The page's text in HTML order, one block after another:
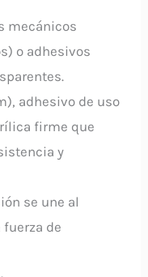
mecánicos
o adhesivos
adhesivo de uso
firme que
y
se une al
de